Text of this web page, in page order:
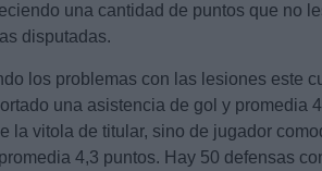
una cantidad de puntos que no
disputadas.
los problemas con las lesiones este
una asistencia de gol y promedia
la vitola de titular, sino de jugador
4,3 puntos. Hay 50 defensas